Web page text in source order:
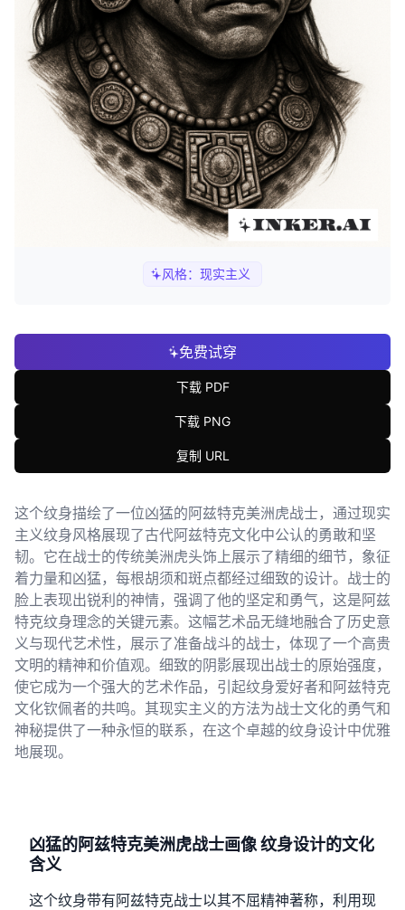
风格： 现实主义
免费试穿
下载 PDF
下载 PNG
复制 URL
这个纹身描绘了一位凶猛的阿兹特克美洲虎战士，通过现实
主义纹身风格展现了古代阿兹特克文化中公认的勇敢和坚
韧。它在战士的传统美洲虎头饰上展示了精细的细节，象征
着力量和凶猛，每根胡须和斑点都经过细致的设计。战士的
脸上表现出锐利的神情，强调了他的坚定和勇气，这是阿兹
特克纹身理念的关键元素。这幅艺术品无缝地融合了历史意
义与现代艺术性，展示了准备战斗的战士，体现了一个高贵
文明的精神和价值观。细致的阴影展现出战士的原始强度，
使它成为一个强大的艺术作品，引起纹身爱好者和阿兹特克
文化钦佩者的共鸣。其现实主义的方法为战士文化的勇气和
神秘提供了一种永恒的联系，在这个卓越的纹身设计中优雅
地展现。
凶猛的阿兹特克美洲虎战士画像 纹身设计的文化
含义
这个纹身带有阿兹特克战士以其不屈精神著称，利用现